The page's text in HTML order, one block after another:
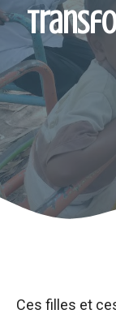
Ces filles et